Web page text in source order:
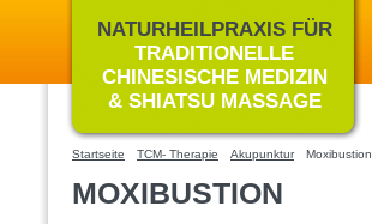
NATURHEILPRAXIS FÜR
TRADITIONELLE
CHINESISCHE MEDIZIN
& SHIATSU MASSAGE
Startseite TCM- Therapie Akupunktur Moxibustion
MOXIBUSTION